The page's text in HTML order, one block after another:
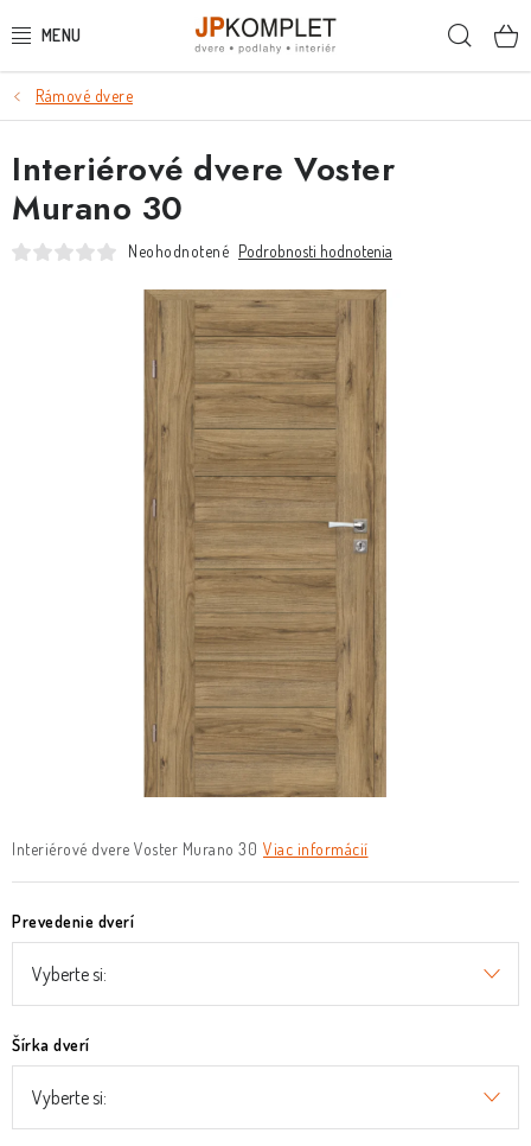
na
PODLAHY
DVERE A ZÁRUBNE
DVERE
OBKLADY A DLAŽBY
Referencie Moja objednávka
Rámové dvere
Interiérové dvere Voster Murano 30 Viac informácií
Prevedenie dverí
Šírka dverí
Interiérové dvere Voster
Murano 30
Neohodnotené Podrobnosti hodnotenia